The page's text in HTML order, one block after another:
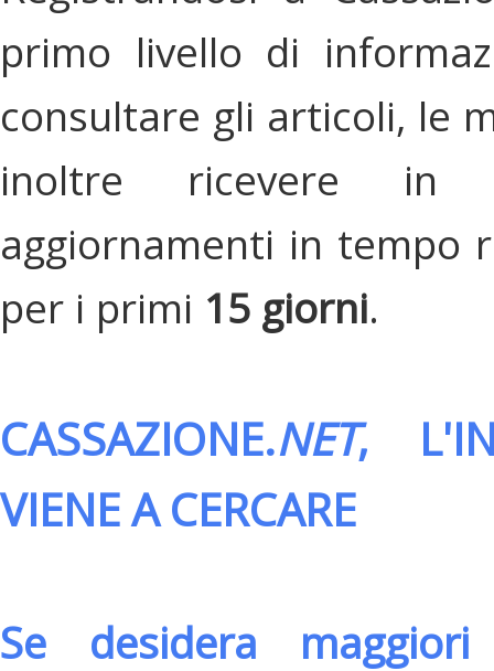
primo livello di
consultare gli articoli, le
inoltre ricevere in
aggiornamenti in tempo
per i primi 15 giorni.
CASSAZIONE.NET,
VIENE A CERCARE
Se desidera